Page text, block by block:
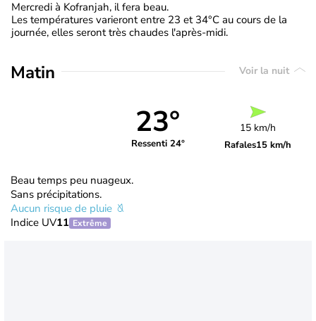
Mercredi à Kofranjah, il fera beau.
Les températures varieront entre 23 et 34°C au cours de la
journée, elles seront très chaudes l'après-midi.
Matin Voir la nuit
23°
Ressenti 24°
15 km/h
Rafales15 km/h
Beau temps peu nuageux.
Sans précipitations.
Aucun risque de pluie
Indice UV11 Extrême